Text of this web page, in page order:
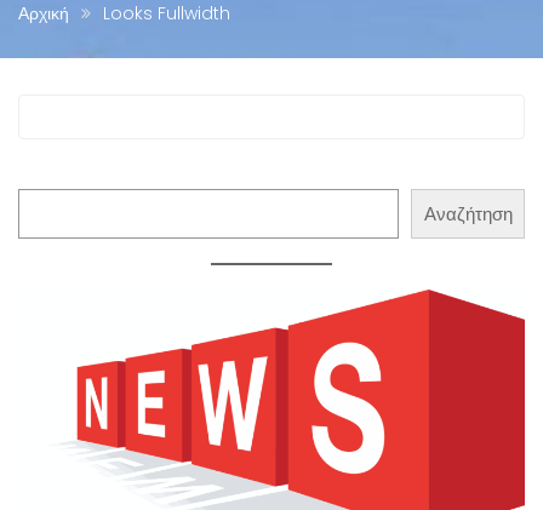
Αρχική Looks Fullwidth
Αναζήτηση